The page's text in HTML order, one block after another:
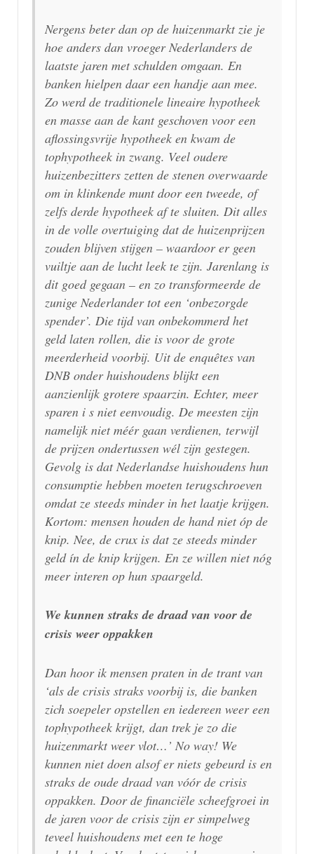
Nergens beter dan op de huizenmarkt zie je
hoe anders dan vroeger Nederlanders de
laatste jaren met schulden omgaan. En
banken hielpen daar een handje aan mee.
Zo werd de traditionele lineaire hypotheek
en masse aan de kant geschoven voor een
aflossingsvrije hypotheek en kwam de
tophypotheek in zwang. Veel oudere
huizenbezitters zetten de stenen overwaarde
om in klinkende munt door een tweede, of
zelfs derde hypotheek af te sluiten. Dit alles
in de volle overtuiging dat de huizenprijzen
zouden blijven stijgen – waardoor er geen
vuiltje aan de lucht leek te zijn. Jarenlang is
dit goed gegaan – en zo transformeerde de
zunige Nederlander tot een ‘onbezorgde
spender’. Die tijd van onbekommerd het
geld laten rollen, die is voor de grote
meerderheid voorbij. Uit de enquêtes van
DNB onder huishoudens blijkt een
aanzienlijk grotere spaarzin. Echter, meer
sparen i s niet eenvoudig. De meesten zijn
namelijk niet méér gaan verdienen, terwijl
de prijzen ondertussen wél zijn gestegen.
Gevolg is dat Nederlandse huishoudens hun
consumptie hebben moeten terugschroeven
omdat ze steeds minder in het laatje krijgen.
Kortom: mensen houden de hand niet óp de
knip. Nee, de crux is dat ze steeds minder
geld ín de knip krijgen. En ze willen niet nóg
meer interen op hun spaargeld.
We kunnen straks de draad van voor de
crisis weer oppakken
Dan hoor ik mensen praten in de trant van
‘als de crisis straks voorbij is, die banken
zich soepeler opstellen en iedereen weer een
tophypotheek krijgt, dan trek je zo die
huizenmarkt weer vlot…’ No way! We
kunnen niet doen alsof er niets gebeurd is en
straks de oude draad van vóór de crisis
oppakken. Door de financiële scheefgroei in
de jaren voor de crisis zijn er simpelweg
teveel huishoudens met een te hoge